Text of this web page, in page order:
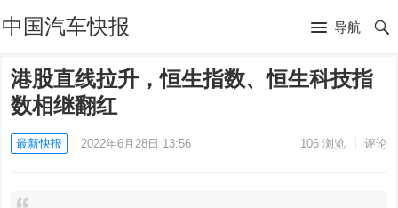
中国汽车快报 导航
港股直线拉升，恒生指数、恒生科技指
数相继翻红
最新快报 2022年6月28日 13:56 106浏览 评论